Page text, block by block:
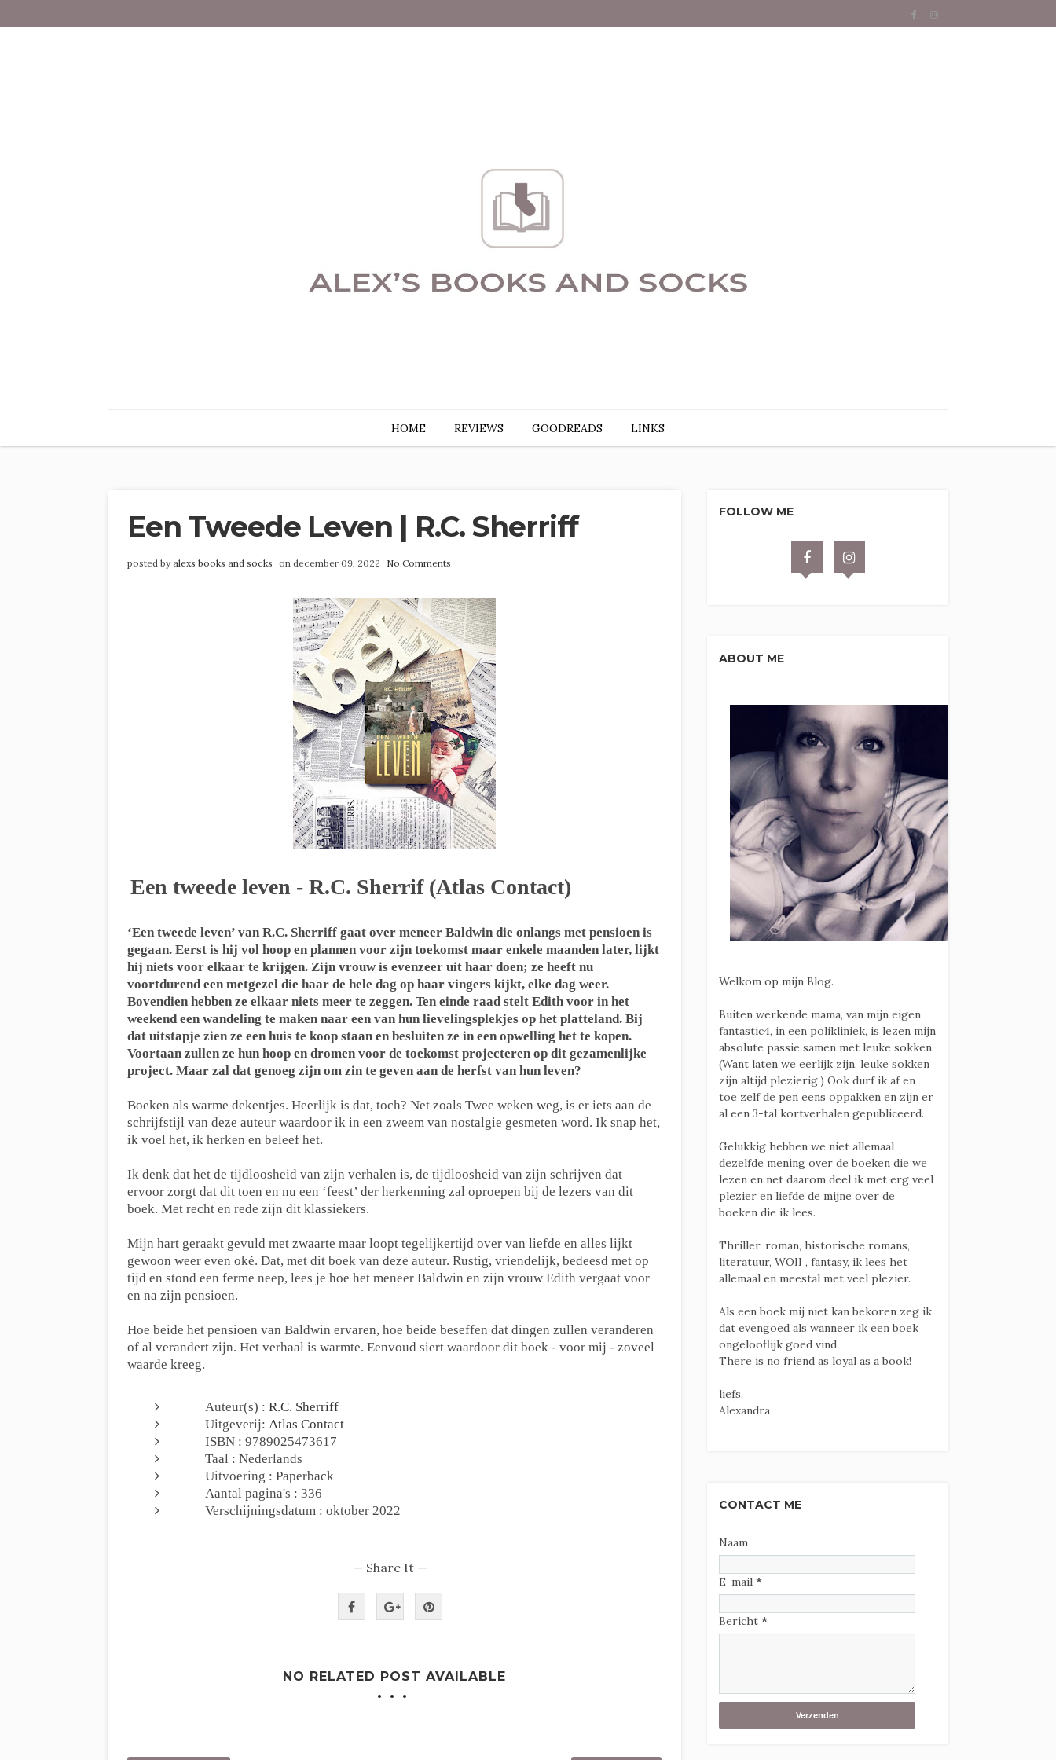
HOME REVIEWS GOODREADS LINKS
Een Tweede Leven | R.C. Sherriff
posted byalexs books and socks on december 09, 2022 No Comments
Een tweede leven - R.C. Sherrif (Atlas Contact)
‘Een tweede leven’ van R.C. Sherriff gaat over meneer Baldwin die onlangs met pensioen is
gegaan. Eerst is hij vol hoop en plannen voor zijn toekomst maar enkele maanden later, lijkt
hij niets voor elkaar te krijgen. Zijn vrouw is evenzeer uit haar doen; ze heeft nu
voortdurend een metgezel die haar de hele dag op haar vingers kijkt, elke dag weer.
Bovendien hebben ze elkaar niets meer te zeggen. Ten einde raad stelt Edith voor in het
weekend een wandeling te maken naar een van hun lievelingsplekjes op het platteland. Bij
dat uitstapje zien ze een huis te koop staan en besluiten ze in een opwelling het te kopen.
Voortaan zullen ze hun hoop en dromen voor de toekomst projecteren op dit gezamenlijke
project. Maar zal dat genoeg zijn om zin te geven aan de herfst van hun leven?
Boeken als warme dekentjes. Heerlijk is dat, toch? Net zoals Twee weken weg, is er iets aan de
schrijfstijl van deze auteur waardoor ik in een zweem van nostalgie gesmeten word. Ik snap het,
ik voel het, ik herken en beleef het.
Ik denk dat het de tijdloosheid van zijn verhalen is, de tijdloosheid van zijn schrijven dat
ervoor zorgt dat dit toen en nu een ‘feest’ der herkenning zal oproepen bij de lezers van dit
boek. Met recht en rede zijn dit klassiekers.
Mijn hart geraakt gevuld met zwaarte maar loopt tegelijkertijd over van liefde en alles lijkt
gewoon weer even oké. Dat, met dit boek van deze auteur. Rustig, vriendelijk, bedeesd met op
tijd en stond een ferme neep, lees je hoe het meneer Baldwin en zijn vrouw Edith vergaat voor
en na zijn pensioen.
Hoe beide het pensioen van Baldwin ervaren, hoe beide beseffen dat dingen zullen veranderen
of al verandert zijn. Het verhaal is warmte. Eenvoud siert waardoor dit boek - voor mij - zoveel
waarde kreeg.
Auteur(s) : R.C. Sherriff
Uitgeverij: Atlas Contact
ISBN : 9789025473617
Taal : Nederlands
Uitvoering : Paperback
Aantal pagina's : 336
Verschijningsdatum : oktober 2022
— Share It —
NO RELATED POST AVAILABLE
FOLLOW ME
ABOUT ME
Welkom op mijn Blog.
Buiten werkende mama, van mijn eigen
fantastic4, in een polikliniek, is lezen mijn
absolute passie samen met leuke sokken.
(Want laten we eerlijk zijn, leuke sokken
zijn altijd plezierig.) Ook durf ik af en
toe zelf de pen eens oppakken en zijn er
al een 3-tal kortverhalen gepubliceerd.
Gelukkig hebben we niet allemaal
dezelfde mening over de boeken die we
lezen en net daarom deel ik met erg veel
plezier en liefde de mijne over de
boeken die ik lees.
Thriller, roman, historische romans,
literatuur, WOII , fantasy, ik lees het
allemaal en meestal met veel plezier.
Als een boek mij niet kan bekoren zeg ik
dat evengoed als wanneer ik een boek
ongelooflijk goed vind.
There is no friend as loyal as a book!
liefs,
Alexandra
CONTACT ME
Naam
E-mail*
Bericht*